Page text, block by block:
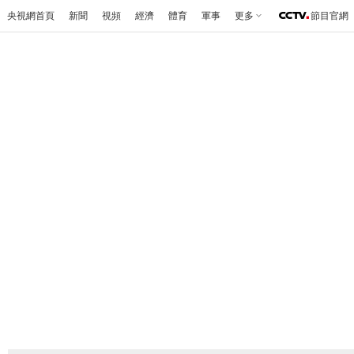
央視網首頁 新聞 視頻 經濟 體育 軍事 更多 節目官網